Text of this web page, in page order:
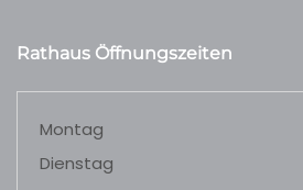
Rathaus Öffnungszeiten
Montag
Dienstag